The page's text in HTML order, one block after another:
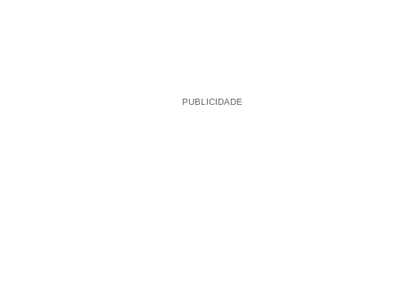
PUBLICIDADE